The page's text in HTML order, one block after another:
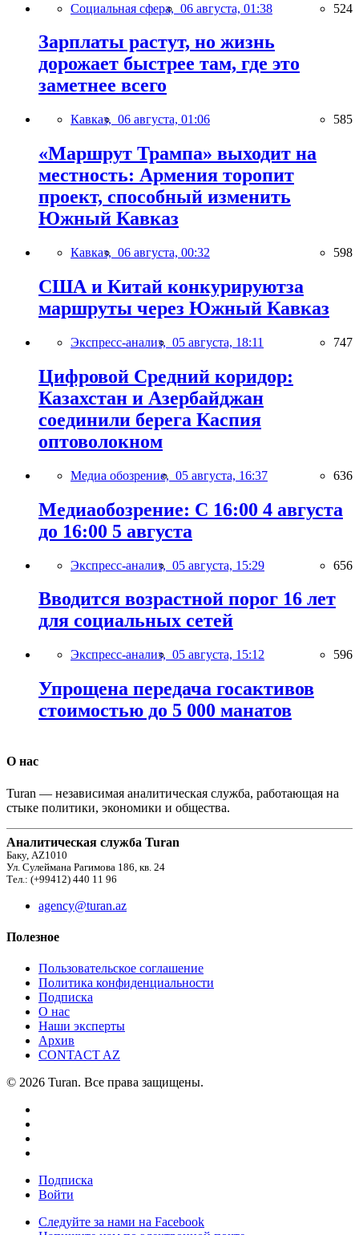
Социальная сфера, 06 августа, 01:38 524
Зарплаты растут, но жизнь
дорожает быстрее там, где это
заметнее всего
Кавказ, 06 августа, 01:06 585
«Маршрут Трампа» выходит на
местность: Армения торопит
проект, способный изменить
Южный Кавказ
Кавказ, 06 августа, 00:32 598
США и Китай конкурируютза
маршруты через Южный Кавказ
Экспресс-анализ, 05 августа, 18:11 747
Цифровой Средний коридор:
Казахстан и Азербайджан
соединили берега Каспия
оптоволокном
Медиа обозрение, 05 августа, 16:37 636
Медиаобозрение: С 16:00 4 августа
до 16:00 5 августа
Экспресс-анализ, 05 августа, 15:29 656
Вводится возрастной порог 16 лет
для социальных сетей
Экспресс-анализ, 05 августа, 15:12 596
Упрощена передача госактивов
стоимостью до 5 000 манатов
О нас
Turan — независимая аналитическая служба, работающая на
стыке политики, экономики и общества.
Аналитическая служба Turan
Баку, AZ1010
Ул. Сулеймана Рагимова 186, кв. 24
Тел.: (+99412) 440 11 96
agency@turan.az
Полезное
Пользовательское соглашение
Политика конфиденциальности
Подписка
О нас
Наши эксперты
Архив
CONTACT AZ
© 2026 Turan. Все права защищены.
Подписка
Войти
Следуйте за нами на Facebook